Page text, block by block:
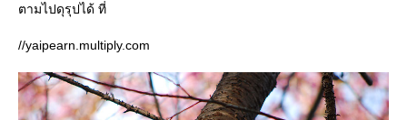
ตามไปดุรุปได้ ที่
//yaipearn.multiply.com